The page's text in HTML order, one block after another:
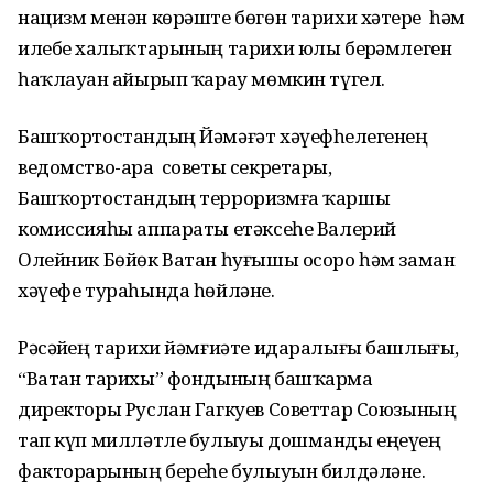
нацизм менән көрәште бөгөн тарихи хәтерҙе һәм
илебеҙ халыҡтарының тарихи юлы берҙәмлеген
һаҡлауҙан айырып ҡарау мөмкин түгел.
Башҡортостандың Йәмәғәт хәүефһеҙлегенең
ведомство-ара советы секретары,
Башҡортостандың терроризмға ҡаршы
комиссияһы аппараты етәксеһе Валерий
Олейник Бөйөк Ватан һуғышы осоро һәм заман
хәүефе тураһында һөйләне.
Рәсәйҙең тарихи йәмғиәте идаралығы башлығы,
“Ватан тарихы” фондының башҡарма
директоры Руслан Гагкуев Советтар Союзының
тап күп милләтле булыуы дошманды еңеүҙең
факторҙарының береһе булыуын билдәләне.